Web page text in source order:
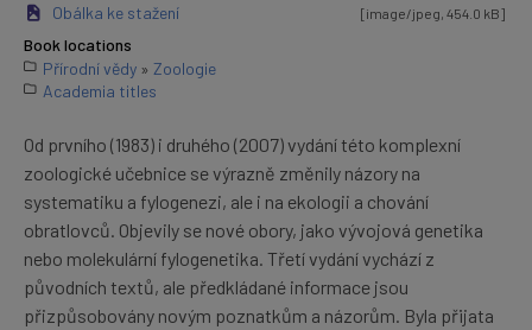
Obálka ke stažení
[image/jpeg, 454.0 kB]
Book locations
Přírodní vědy » Zoologie
Academia titles
Od prvního (1983) i druhého (2007) vydání této komplexní
zoologické učebnice se výrazně změnily názory na
systematiku a fylogenezi, ale i na ekologii a chování
obratlovců. Objevily se nové obory, jako vývojová genetika
nebo molekulární fylogenetika. Třetí vydání vychází z
původních textů, ale předkládané informace jsou
přizpůsobovány novým poznatkům a názorům. Byla přijata